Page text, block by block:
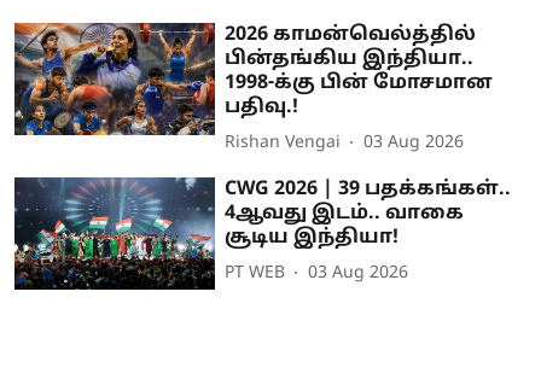
2026 காமன்வெல்த்தில்
பின்தங்கிய இந்தியா..
1998-க்கு பின் மோசமான
பதிவு.!
Rishan Vengai 03 Aug 2026
CWG 2026 | 39 பதக்கங்கள்..
4ஆவது இடம்.. வாகை
சூடிய இந்தியா!
PT WEB 03 Aug 2026